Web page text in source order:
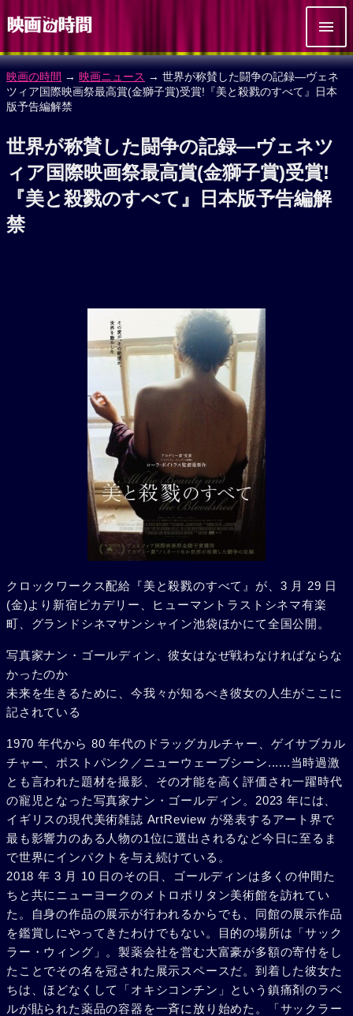
映画の時間 → 映画ニュース → 世界が称賛した闘争の記録―ヴェネ
ツィア国際映画祭最高賞(金獅子賞)受賞!『美と殺戮のすべて』日本
版予告編解禁
世界が称賛した闘争の記録―ヴェネツ
ィア国際映画祭最高賞(金獅子賞)受賞!
『美と殺戮のすべて』日本版予告編解
禁
クロックワークス配給『美と殺戮のすべて』が、3 月 29 日
(金)より新宿ピカデリー、ヒューマントラストシネマ有楽
町、グランドシネマサンシャイン池袋ほかにて全国公開。
写真家ナン・ゴールディン、彼女はなぜ戦わなければならな
かったのか
未来を生きるために、今我々が知るべき彼女の人生がここに
記されている
1970 年代から 80 年代のドラッグカルチャー、ゲイサブカル
チャー、ポストパンク／ニューウェーブシーン......当時過激
とも言われた題材を撮影、その才能を高く評価され一躍時代
の寵児となった写真家ナン・ゴールディン。2023 年には、
イギリスの現代美術雑誌 ArtReview が発表するアート界で
最も影響力のある人物の1位に選出されるなど今日に至るま
で世界にインパクトを与え続けている。
2018 年 3 月 10 日のその日、ゴールディンは多くの仲間た
ちと共にニューヨークのメトロポリタン美術館を訪れてい
た。自身の作品の展示が行われるからでも、同館の展示作品
を鑑賞しにやってきたわけでもない。目的の場所は「サック
ラー・ウィング」。製薬会社を営む大富豪が多額の寄付をし
たことでその名を冠された展示スペースだ。到着した彼女た
ちは、ほどなくして「オキシコンチン」という鎮痛剤のラベ
ルが貼られた薬品の容器を一斉に放り始めた。「サックラー